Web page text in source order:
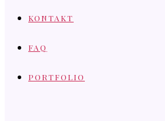
KONTAKT
FAQ
PORTFOLIO